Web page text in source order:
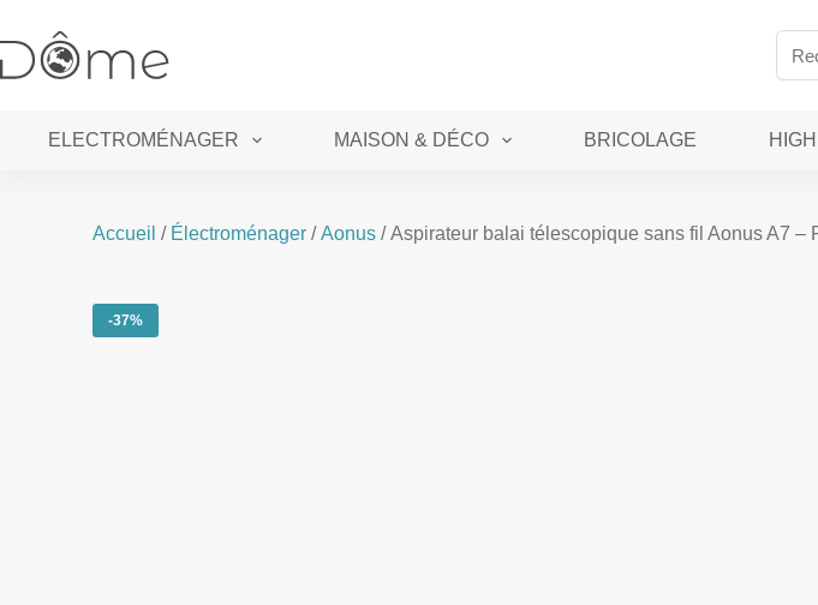
ELECTROMÉNAGER MAISON & DÉCO BRICOLAGE
Accueil / Électroménager /Aonus / Aspirateur balai télescopique sans fil Aonus A7 –
-37%